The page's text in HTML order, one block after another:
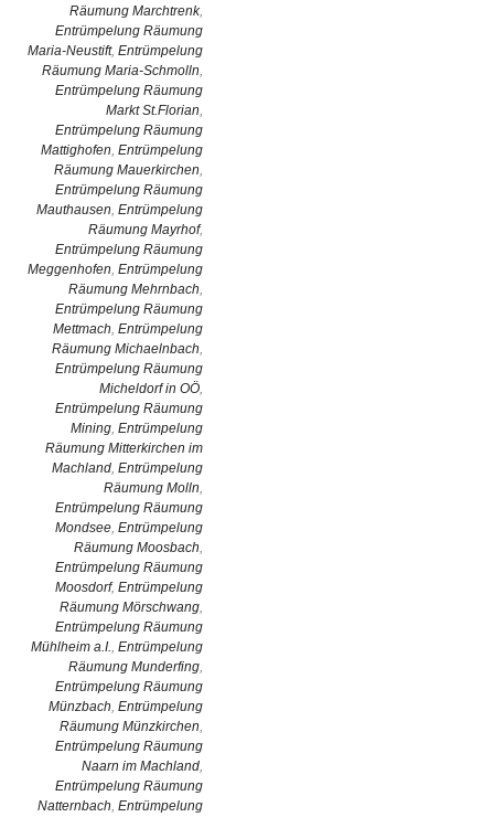
Räumung Marchtrenk,
Entrümpelung Räumung
Maria-Neustift, Entrümpelung
Räumung Maria-Schmolln,
Entrümpelung Räumung
Markt St.Florian,
Entrümpelung Räumung
Mattighofen, Entrümpelung
Räumung Mauerkirchen,
Entrümpelung Räumung
Mauthausen, Entrümpelung
Räumung Mayrhof,
Entrümpelung Räumung
Meggenhofen, Entrümpelung
Räumung Mehrnbach,
Entrümpelung Räumung
Mettmach, Entrümpelung
Räumung Michaelnbach,
Entrümpelung Räumung
Micheldorf in OÖ,
Entrümpelung Räumung
Mining, Entrümpelung
Räumung Mitterkirchen im
Machland, Entrümpelung
Räumung Molln,
Entrümpelung Räumung
Mondsee, Entrümpelung
Räumung Moosbach,
Entrümpelung Räumung
Moosdorf, Entrümpelung
Räumung Mörschwang,
Entrümpelung Räumung
Mühlheim a.I., Entrümpelung
Räumung Munderfing,
Entrümpelung Räumung
Münzbach, Entrümpelung
Räumung Münzkirchen,
Entrümpelung Räumung
Naarn im Machland,
Entrümpelung Räumung
Natternbach, Entrümpelung